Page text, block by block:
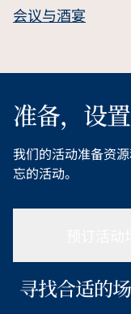
会议与酒宴
准备，设
我们的活动准备资
忘的活动。
寻找合适的